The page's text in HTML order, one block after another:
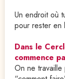
Un endroit où
pour rester en
Dans le
commence
On ne travaille